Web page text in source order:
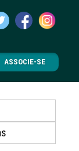
ASSOCIE-SE